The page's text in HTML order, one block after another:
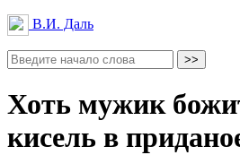
В.И. Даль
Хоть мужик
кисель в